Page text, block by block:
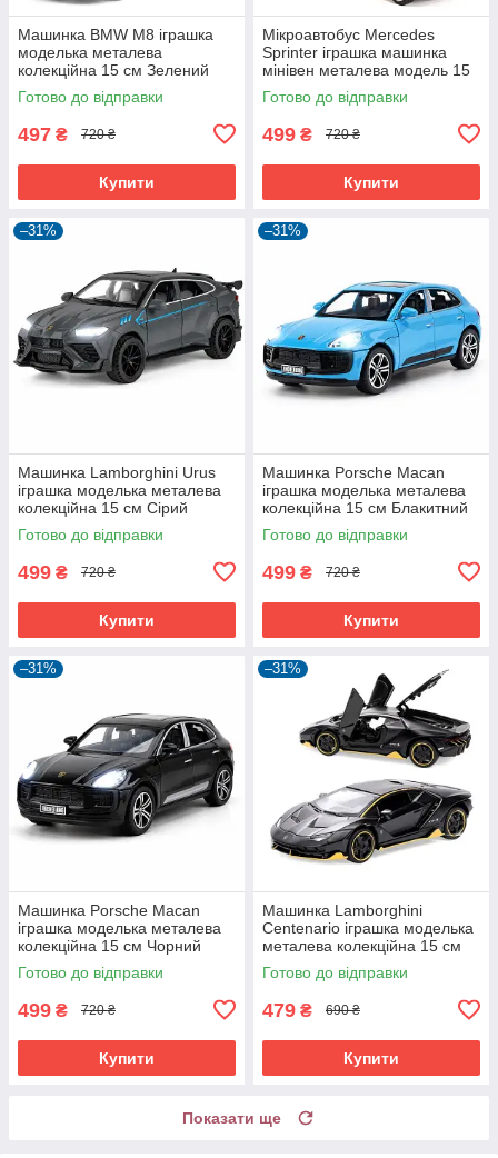
Машинка BMW M8 іграшка
моделька металева
колекційна 15 см Зелений
(59890)
Готово до відправки
497 ₴ 720 ₴
Купити
Мікроавтобус Mercedes
Sprinter іграшка машинка
мінівен металева модель 15
см Чорний (59666)
Готово до відправки
499 ₴ 720 ₴
Купити
–31%
Машинка Lamborghini Urus
іграшка моделька металева
колекційна 15 см Сірий
(59655)
Готово до відправки
499 ₴ 720 ₴
Купити
–31%
Машинка Porsche Macan
іграшка моделька металева
колекційна 15 см Блакитний
(61194)
Готово до відправки
499 ₴ 720 ₴
Купити
–31%
Машинка Porsche Macan
іграшка моделька металева
колекційна 15 см Чорний
(61193)
Готово до відправки
499 ₴ 720 ₴
Купити
–31%
Машинка Lamborghini
Centenario іграшка моделька
металева колекційна 15 см
Чорний (59495)
Готово до відправки
479 ₴ 690 ₴
Купити
Показати ще